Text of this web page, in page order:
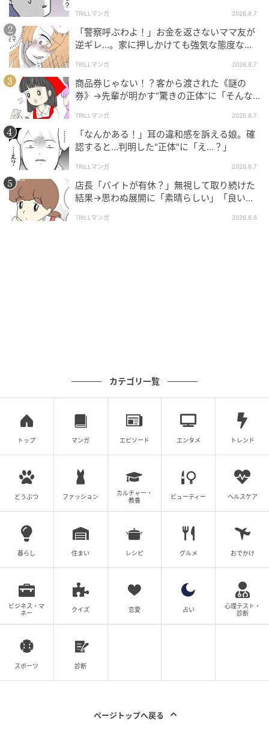
Instagram：かるめ（
ソファでくつろぎながら、映画のお供に飲み物とお菓
子を用意したかるめさん。しかし、袋を開ける「バリ
TRILLマンガ 2026.8.7
「警察呼ぶわよ！」お金を返さないママ友が
逆ギレ…。家に押しかけても強気な態度なワ
TRILLマンガ 2026.8.7
商品券じゃない！？客から渡された《謎の
券》→先輩が明かす“驚きの正体”に「そんな
TRILLマンガ 2026.8.7
「なんかある！」耳の違和感を訴える娘。確
認すると…判明した"正体"に「え…？」
TRILLマンガ 2026.8.7
店長「バイトが有休？」無視して取り続けた
結果→思わぬ展開に「素晴らしい」「良いこ
TRILLマンガ 2026.8.6
カテゴリ一覧
トップ マンガ エピソード エンタメ トレンド
どうぶつ ファッション
カルチャー・
教養
ビューティー ヘルスケア
暮らし 住まい レシピ グルメ おでかけ
ビジネス・マ
ネー
クイズ 恋愛 占い
心理テスト・
診断
スポーツ 診断
ページトップへ戻る